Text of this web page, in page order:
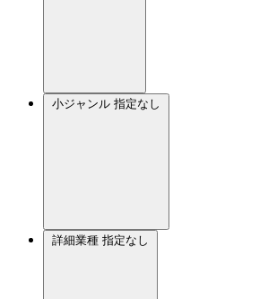
小ジャンル 指定なし
詳細業種 指定なし